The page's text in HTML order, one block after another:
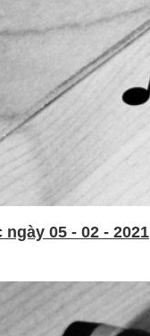
05 - 02 - 2021